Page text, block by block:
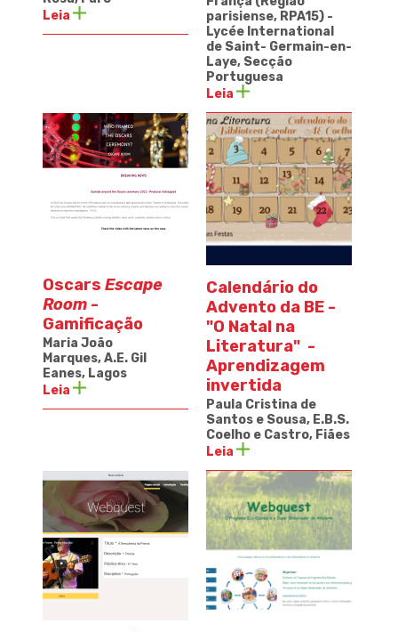
Leia
parisiense, RPA15) -
Lycée International
de Saint- Germain-en-
Laye, Secção
Portuguesa
Leia
Oscars Escape
Room -
Gamificação
Maria João
Marques, A.E. Gil
Eanes, Lagos
Leia
Calendário do
Advento da BE -
"O Natal na
Literatura" -
Aprendizagem
invertida
Paula Cristina de
Santos e Sousa, E.B.S.
Coelho e Castro, Fiães
Leia